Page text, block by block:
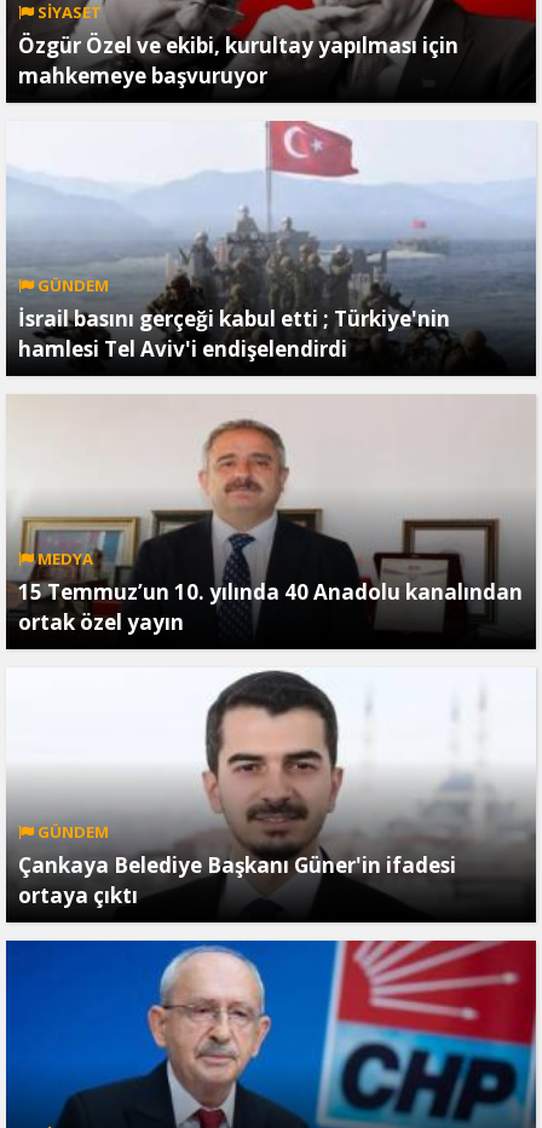
SİYASET
Özgür Özel ve ekibi, kurultay yapılması için
mahkemeye başvuruyor
GÜNDEM
İsrail basını gerçeği kabul etti ; Türkiye'nin
hamlesi Tel Aviv'i endişelendirdi
MEDYA
15 Temmuz’un 10. yılında 40 Anadolu kanalından
ortak özel yayın
GÜNDEM
Çankaya Belediye Başkanı Güner'in ifadesi
ortaya çıktı